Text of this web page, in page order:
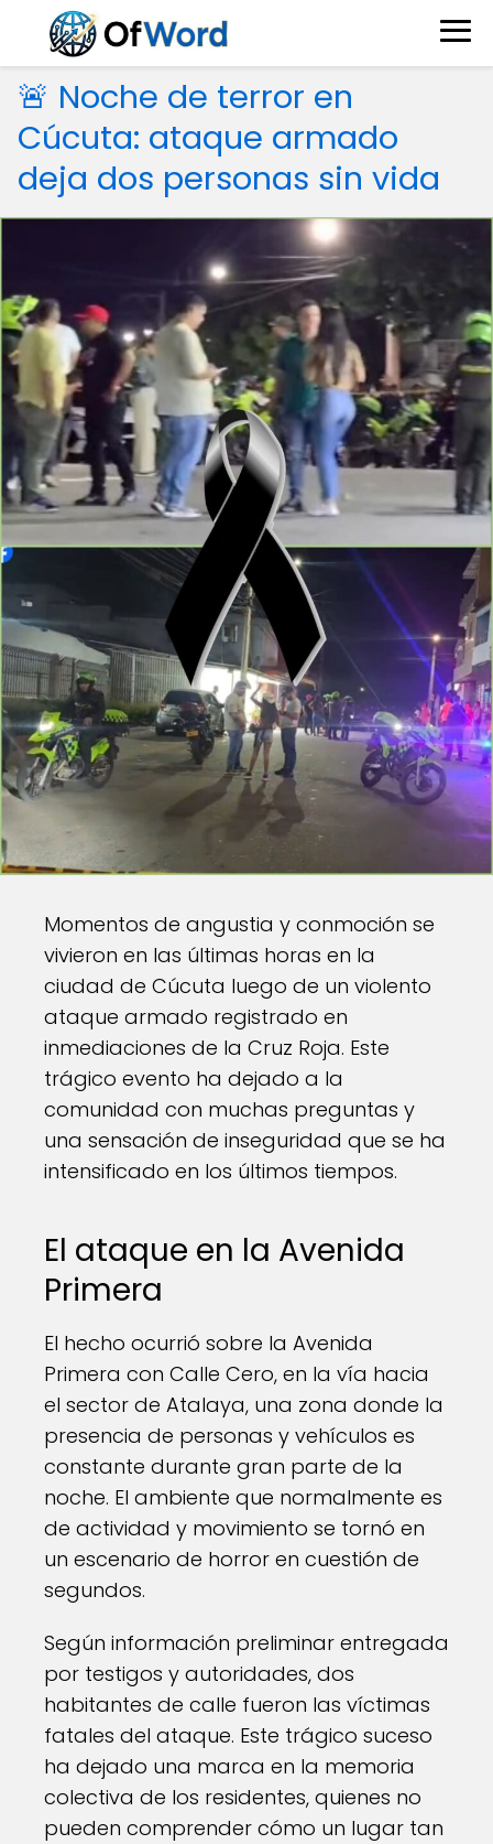
🚨 Noche de terror en
Cúcuta: ataque armado
deja dos personas sin vida
Momentos de angustia y conmoción se
vivieron en las últimas horas en la
ciudad de Cúcuta luego de un violento
ataque armado registrado en
inmediaciones de la Cruz Roja. Este
trágico evento ha dejado a la
comunidad con muchas preguntas y
una sensación de inseguridad que se ha
intensificado en los últimos tiempos.
El ataque en la Avenida
Primera
El hecho ocurrió sobre la Avenida
Primera con Calle Cero, en la vía hacia
el sector de Atalaya, una zona donde la
presencia de personas y vehículos es
constante durante gran parte de la
noche. El ambiente que normalmente es
de actividad y movimiento se tornó en
un escenario de horror en cuestión de
segundos.
Según información preliminar entregada
por testigos y autoridades, dos
habitantes de calle fueron las víctimas
fatales del ataque. Este trágico suceso
ha dejado una marca en la memoria
colectiva de los residentes, quienes no
pueden comprender cómo un lugar tan